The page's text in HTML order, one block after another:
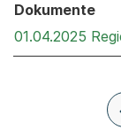
Dokumente
01.04.2025